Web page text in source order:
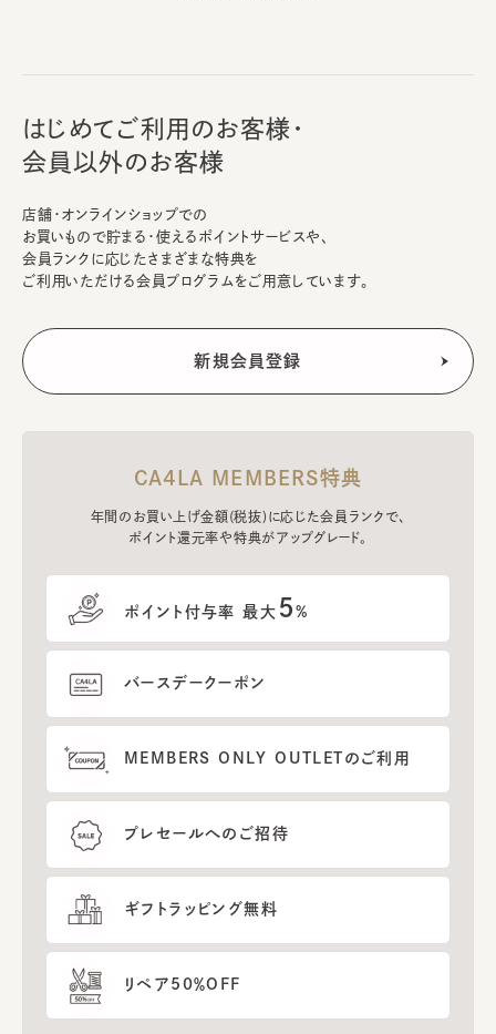
はじめてご利用のお客様・
会員以外のお客様
店舗・オンラインショップでの
お買いもので貯まる・使えるポイントサービスや、
会員ランクに応じたさまざまな特典を
ご利用いただける会員プログラムをご用意しています。
CA4LA MEMBERS特典
年間のお買い上げ金額(税抜)に応じた会員ランクで、
ポイント還元率や特典がアップグレード。
ポイント付与率 最大 5%
バースデークーポン
MEMBERS ONLY OUTLETのご利用
プレセールへのご招待
ギフトラッピング無料
リペア50％OFF